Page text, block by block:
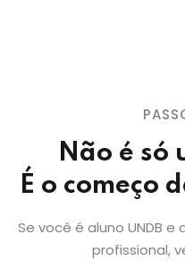
Não é só
É o começo
Se você é aluno UNDB
profissional,